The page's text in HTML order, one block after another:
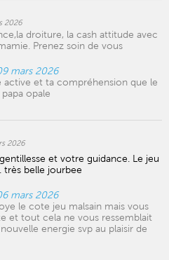
2026
droiture, la cash attitude avec
Prenez soin de vous
mars 2026
et ta compréhension que le
opale
2026
et votre guidance. Le jeu
très belle jourbee
mars 2026
le cote jeu malsain mais vous
et tout cela ne vous ressemblait
energie svp au plaisir de